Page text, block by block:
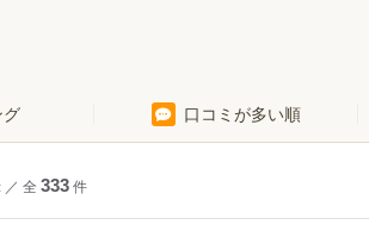
口コミが多い順
／ 全 333件